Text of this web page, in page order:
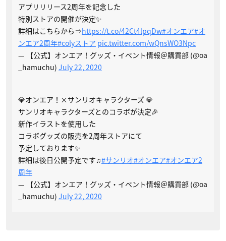
アプリリリース2周年を記念した
特別ストアの開催が決定✨
詳細はこちらから⇒https://t.co/42Ct4lpqDw#オンエア#オ
ンエア2周年#colyストア pic.twitter.com/wQnsWO3Npc
— 【公式】オンエア！グッズ・イベント情報＠購買部 (@oa
_hamuchu) July 22, 2020
💎オンエア！×サンリオキャラクターズ 💎
サンリオキャラクターズとのコラボが決定🎉
新作イラストを使用した
コラボグッズの販売を2周年ストアにて
予定しております✨
詳細は後日公開予定です♫#サンリオ#オンエア#オンエア2
周年
— 【公式】オンエア！グッズ・イベント情報＠購買部 (@oa
_hamuchu) July 22, 2020